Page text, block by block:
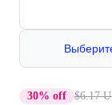
30% off $6.17